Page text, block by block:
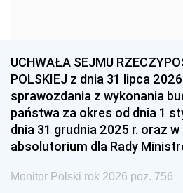
1939 1938
1936 1930
UCHWAŁA SEJMU
POLSKIEJ z dnia 31 lipca
sprawozdania z wykonania
państwa za okres od dnia 1
dnia 31 grudnia 2025 r. oraz
absolutorium dla Rady
Monitor Polski rok 2026 poz. 756